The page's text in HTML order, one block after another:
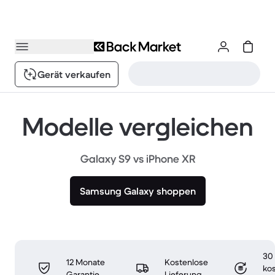
Gerät verkaufen
Modelle vergleichen
Galaxy S9 vs iPhone XR
Samsung Galaxy shoppen
12 Monate
Kostenlose
30